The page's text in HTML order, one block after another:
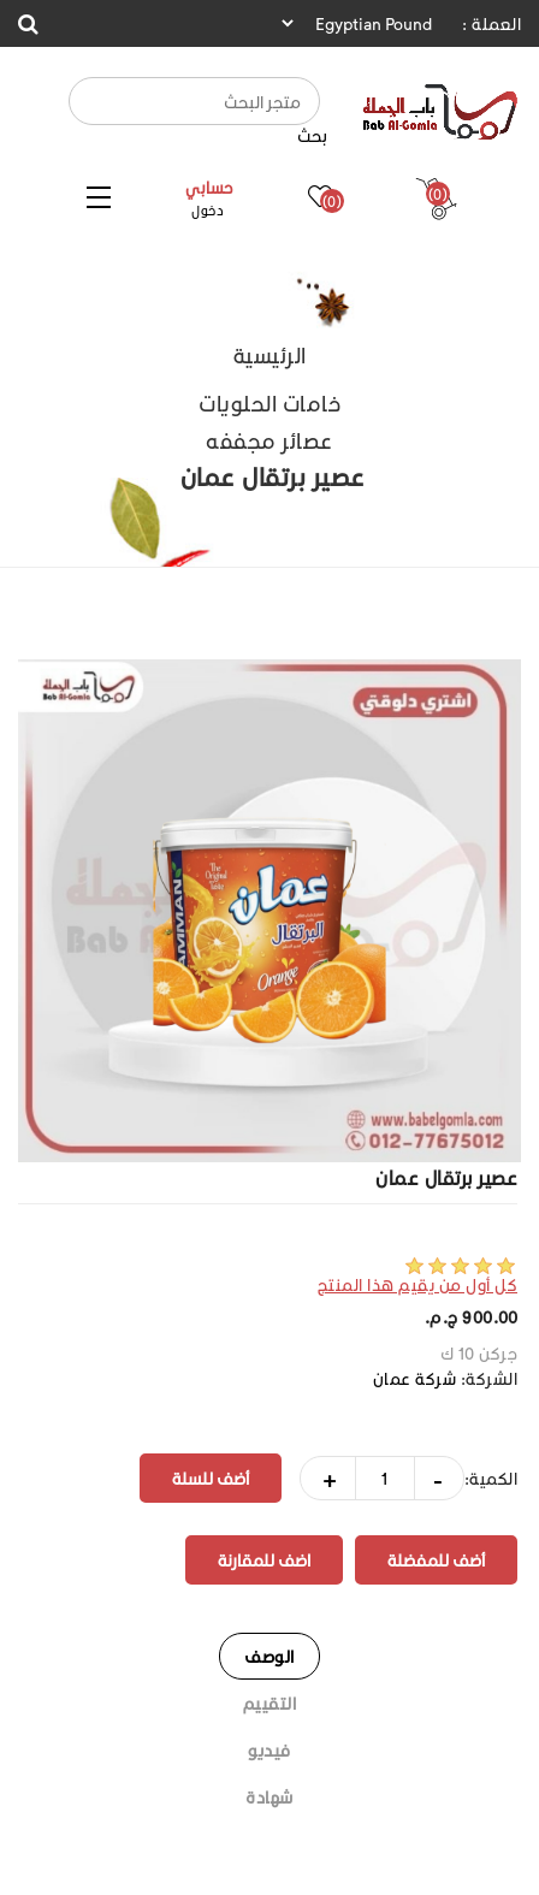
العملة :
بحث
حسابي
دخول (0) (0)
الرئيسية
خامات الحلويات
عصائر مجففه
عصير برتقال عمان
عصير برتقال عمان
كل أول من يقيم هذا المنتج
900.00 ج.م.‏
جركن 10 ك
الشركة: شركة عمان
الكمية: -
+
أضف للمفضلة اضف للمقارنة
الوصف
التقييم
فيديو
شهادة